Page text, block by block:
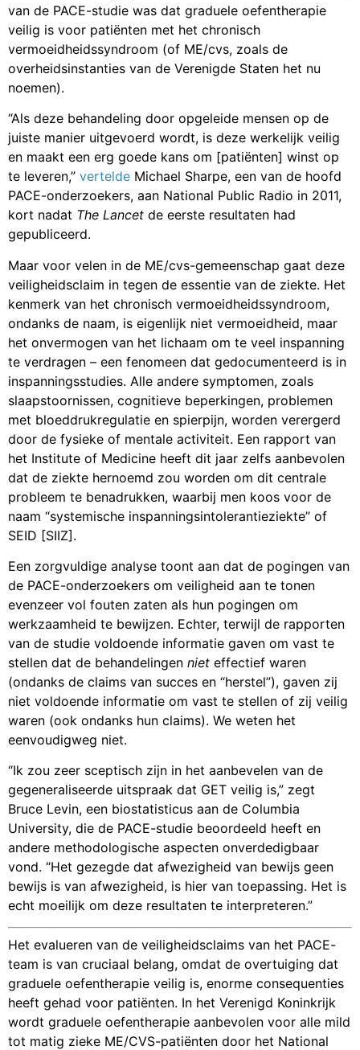
van de PACE-studie was dat graduele oefentherapie
veilig is voor patiënten met het chronisch
vermoeidheidssyndroom (of ME/cvs, zoals de
overheidsinstanties van de Verenigde Staten het nu
noemen).
“Als deze behandeling door opgeleide mensen op de
juiste manier uitgevoerd wordt, is deze werkelijk veilig
en maakt een erg goede kans om [patiënten] winst op
te leveren,” vertelde Michael Sharpe, een van de hoofd
PACE-onderzoekers, aan National Public Radio in 2011,
kort nadat The Lancet de eerste resultaten had
gepubliceerd.
Maar voor velen in de ME/cvs-gemeenschap gaat deze
veiligheidsclaim in tegen de essentie van de ziekte. Het
kenmerk van het chronisch vermoeidheidssyndroom,
ondanks de naam, is eigenlijk niet vermoeidheid, maar
het onvermogen van het lichaam om te veel inspanning
te verdragen – een fenomeen dat gedocumenteerd is in
inspanningsstudies. Alle andere symptomen, zoals
slaapstoornissen, cognitieve beperkingen, problemen
met bloeddrukregulatie en spierpijn, worden verergerd
door de fysieke of mentale activiteit. Een rapport van
het Institute of Medicine heeft dit jaar zelfs aanbevolen
dat de ziekte hernoemd zou worden om dit centrale
probleem te benadrukken, waarbij men koos voor de
naam “systemische inspanningsintolerantieziekte” of
SEID [SIIZ].
Een zorgvuldige analyse toont aan dat de pogingen van
de PACE-onderzoekers om veiligheid aan te tonen
evenzeer vol fouten zaten als hun pogingen om
werkzaamheid te bewijzen. Echter, terwijl de rapporten
van de studie voldoende informatie gaven om vast te
stellen dat de behandelingen niet effectief waren
(ondanks de claims van succes en “herstel”), gaven zij
niet voldoende informatie om vast te stellen of zij veilig
waren (ook ondanks hun claims). We weten het
eenvoudigweg niet.
“Ik zou zeer sceptisch zijn in het aanbevelen van de
gegeneraliseerde uitspraak dat GET veilig is,” zegt
Bruce Levin, een biostatisticus aan de Columbia
University, die de PACE-studie beoordeeld heeft en
andere methodologische aspecten onverdedigbaar
vond. “Het gezegde dat afwezigheid van bewijs geen
bewijs is van afwezigheid, is hier van toepassing. Het is
echt moeilijk om deze resultaten te interpreteren.”
Het evalueren van de veiligheidsclaims van het PACE-
team is van cruciaal belang, omdat de overtuiging dat
graduele oefentherapie veilig is, enorme consequenties
heeft gehad voor patiënten. In het Verenigd Koninkrijk
wordt graduele oefentherapie aanbevolen voor alle mild
tot matig zieke ME/CVS-patiënten door het National